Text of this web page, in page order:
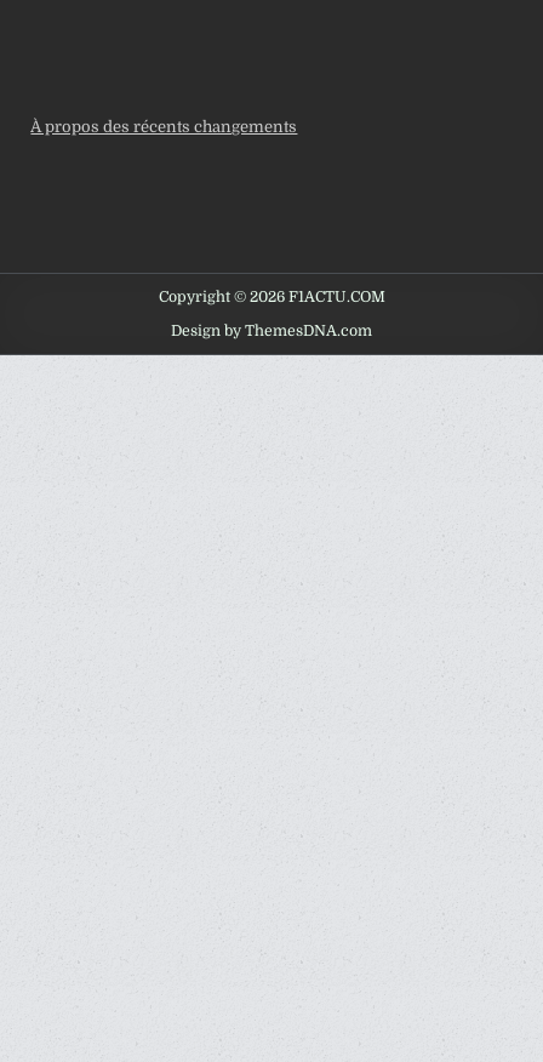
À propos des récents changements
Copyright © 2026 F1ACTU.COM
Design by ThemesDNA.com